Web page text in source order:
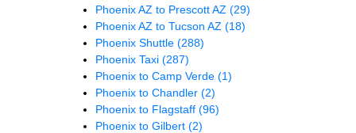
Phoenix AZ to Prescott AZ (29)
Phoenix AZ to Tucson AZ (18)
Phoenix Shuttle (288)
Phoenix Taxi (287)
Phoenix to Camp Verde (1)
Phoenix to Chandler (2)
Phoenix to Flagstaff (96)
Phoenix to Gilbert (2)